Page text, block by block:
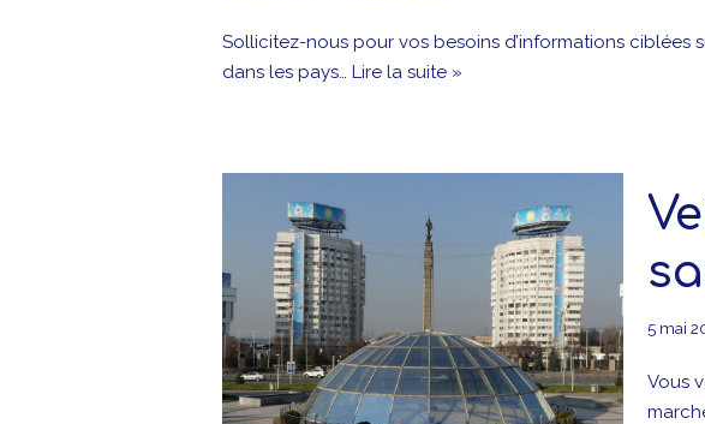
Sollicitez-nous pour vos besoins d’informations ciblées
dans les pays… Lire la suite »
5 mai
Vous